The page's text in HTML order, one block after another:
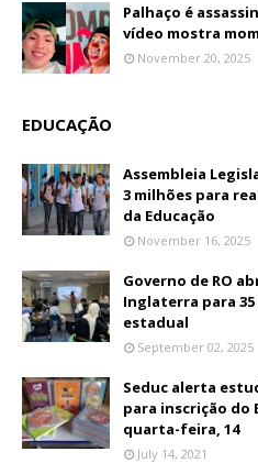
Palhaço é
vídeo mostra
November 20, 2025
EDUCAÇÃO
Assembleia
3 milhões para
da Educação
November 16, 2025
Governo de RO
Inglaterra para
estadual
September 02, 2025
Seduc alerta
para inscrição do
quarta-feira, 14
July 14, 2021